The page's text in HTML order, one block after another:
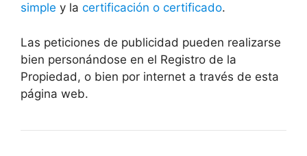
simple y la certificación o certificado.
Las peticiones de publicidad pueden realizarse
bien personándose en el Registro de la
Propiedad, o bien por internet a través de esta
página web.